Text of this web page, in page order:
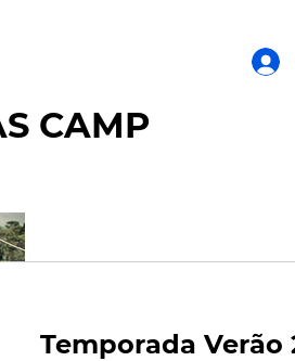
CAMP
Temporada Verão